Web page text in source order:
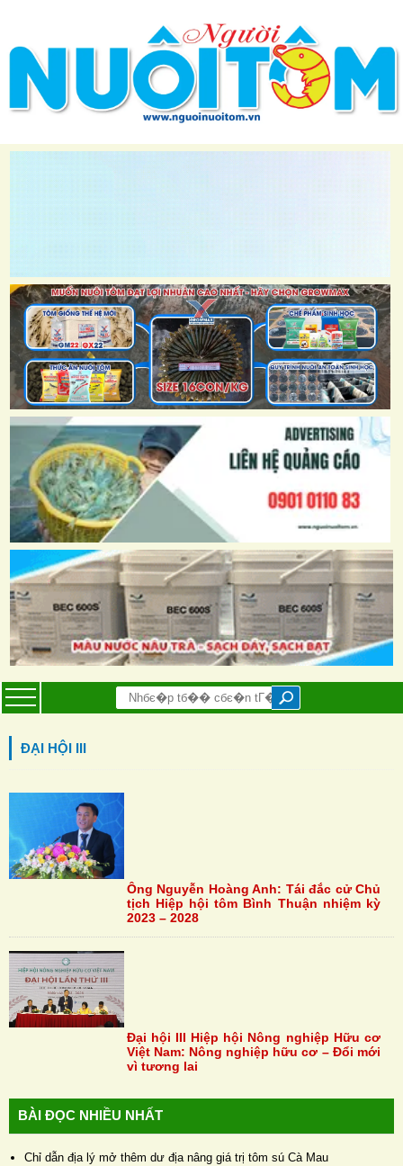
ĐẠI HỘI III
Ông Nguyễn Hoàng Anh: Tái đắc cử Chủ
tịch Hiệp hội tôm Bình Thuận nhiệm kỳ
2023 – 2028
Đại hội III Hiệp hội Nông nghiệp Hữu cơ
Việt Nam: Nông nghiệp hữu cơ – Đổi mới
vì tương lai
BÀI ĐỌC NHIỀU NHẤT
Chỉ dẫn địa lý mở thêm dư địa nâng giá trị tôm sú Cà Mau